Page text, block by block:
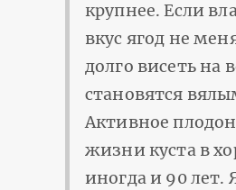
крупнее. Если
вкус ягод не
долго висеть на
становятся
Активное
жизни куста в
иногда и 90 лет.